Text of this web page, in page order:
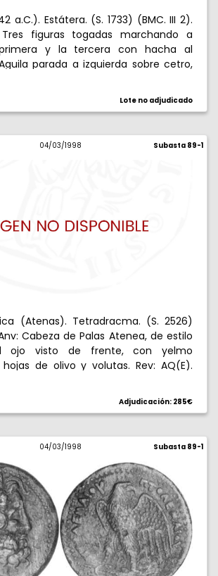
a.C.). Estátera. (S. 1733) (BMC. III 2).
Tres figuras togadas marchando a
y la tercera con hacha al
parada a izquierda sobre cetro,
(MBC+).
Lote no adjudicado
04/03/1998 Subasta 89-1
(Atenas). Tetradracma. (S. 2526)
Cabeza de Palas Atenea, de estilo
ojo visto de frente, con yelmo
de olivo y volutas. Rev: AQ(E).
17,19 g. Raya en anverso. MBC+.
Adjudicación: 285€
04/03/1998 Subasta 89-1